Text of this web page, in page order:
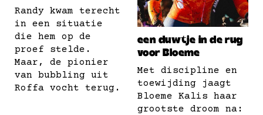
Randy kwam terecht
in een situatie
die hem op de
proef stelde.
Maar, de pionier
van bubbling uit
Roffa vocht terug.
een duwtje in de rug
voor Bloeme
Met discipline en
toewijding jaagt
Bloeme Kalis haar
grootste droom na: